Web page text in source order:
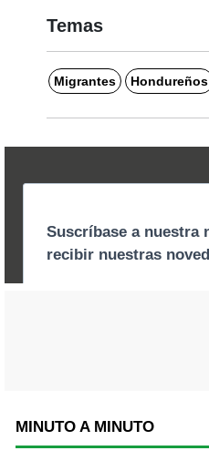
Temas
Migrantes Hondureños
MINUTO A MINUTO